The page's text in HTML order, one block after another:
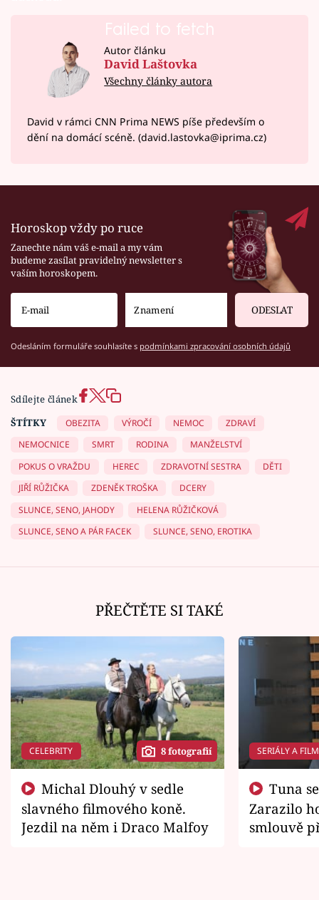
Failed to fetch
Autor článku
David Laštovka
Všechny články autora
David v rámci CNN Prima NEWS píše především o
dění na domácí scéně. (david.lastovka@iprima.cz)
Horoskop vždy po ruce
Zanechte nám váš e-mail a my vám
budeme zasílat pravidelný newsletter s
vaším horoskopem.
ODESLAT
Odesláním formuláře souhlasíte s podmínkami zpracování osobních údajů
Sdílejte článek
ŠTÍTKY
OBEZITA VÝROČÍ NEMOC
ZDRAVÍ
NEMOCNICE
SMRT RODINA
MANŽELSTVÍ
POKUS O VRAŽDU
HEREC ZDRAVOTNÍ SESTRA
DĚTI
JIŘÍ RŮŽIČKA
ZDENĚK TROŠKA
DCERY
SLUNCE, SENO, JAHODY
HELENA RŮŽIČKOVÁ
SLUNCE, SENO A PÁR FACEK
SLUNCE, SENO, EROTIKA
PŘEČTĚTE SI TAKÉ
CELEBRITY 8 fotografií
slavného filmového koně.
Jezdil na něm i Draco Malfoy
SERIÁLY A
Zarazilo
smlouvě